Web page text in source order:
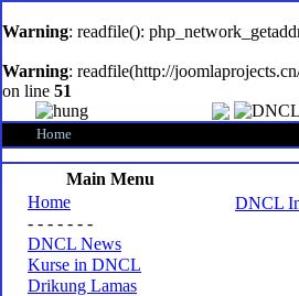
software
Warning: readfile():
Warning: readfile(http://
on line 51
Home
Main Menu
Home
- - - - - - -
DNCL News
Kurse in DNCL
Drikung Lamas
DNCL